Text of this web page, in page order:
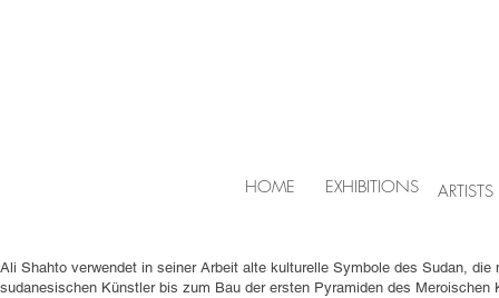
HOME EXHIBITIONS ARTISTS
Ali Shahto verwendet in seiner Arbeit alte kulturelle Symbole des Sudan,
sudanesischen Künstler bis zum Bau der ersten Pyramiden des Meroischen